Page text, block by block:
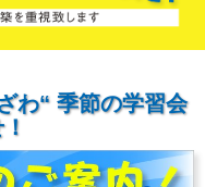
わ“ 季節の学習会